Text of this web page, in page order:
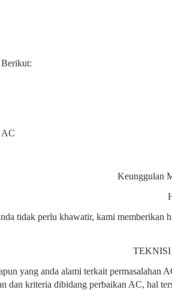
Berikut:
AC
Keunggulan
tidak perlu khawatir, kami memberikan
TEKNISI
yang anda alami terkait
dan kriteria dibidang perbaikan AC, hal